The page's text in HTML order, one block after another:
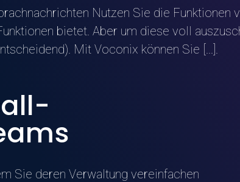
Nutzen Sie die Funktionen
bietet. Aber um diese voll
Mit Voconix können Sie [...].
Sie deren Verwaltung vereinfachen